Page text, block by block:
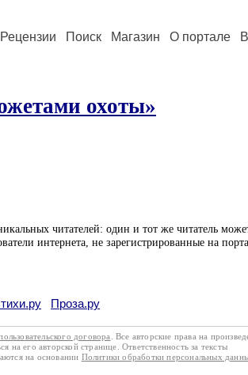
Рецензии Поиск Магазин О портале
охоты»
читателей: один и тот же читатель
интернета, не зарегистрированные на
Проза.ру
договора
. Все авторские права на
на его авторской странице. Ответственность за тексты
на основании Политики обработки персональных